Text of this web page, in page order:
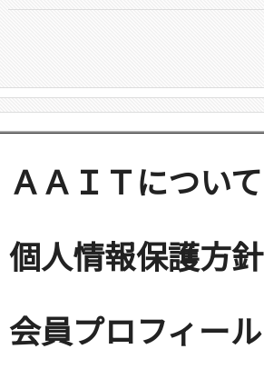
ＡＡＩＴについて
個人情報保護方針
会員プロフィール